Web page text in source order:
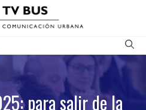
para salir de la